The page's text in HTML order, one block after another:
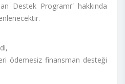
Destek Programı” hakkında
ödemesiz finansman desteği